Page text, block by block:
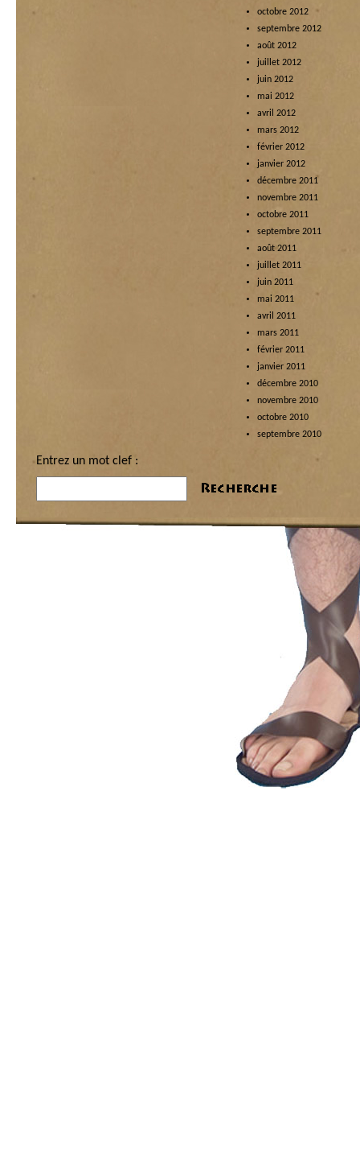
octobre 2012
septembre 2012
août 2012
juillet 2012
juin 2012
mai 2012
avril 2012
mars 2012
février 2012
janvier 2012
décembre 2011
novembre 2011
octobre 2011
septembre 2011
août 2011
juillet 2011
juin 2011
mai 2011
avril 2011
mars 2011
février 2011
janvier 2011
décembre 2010
novembre 2010
octobre 2010
septembre 2010
Entrez un mot clef :